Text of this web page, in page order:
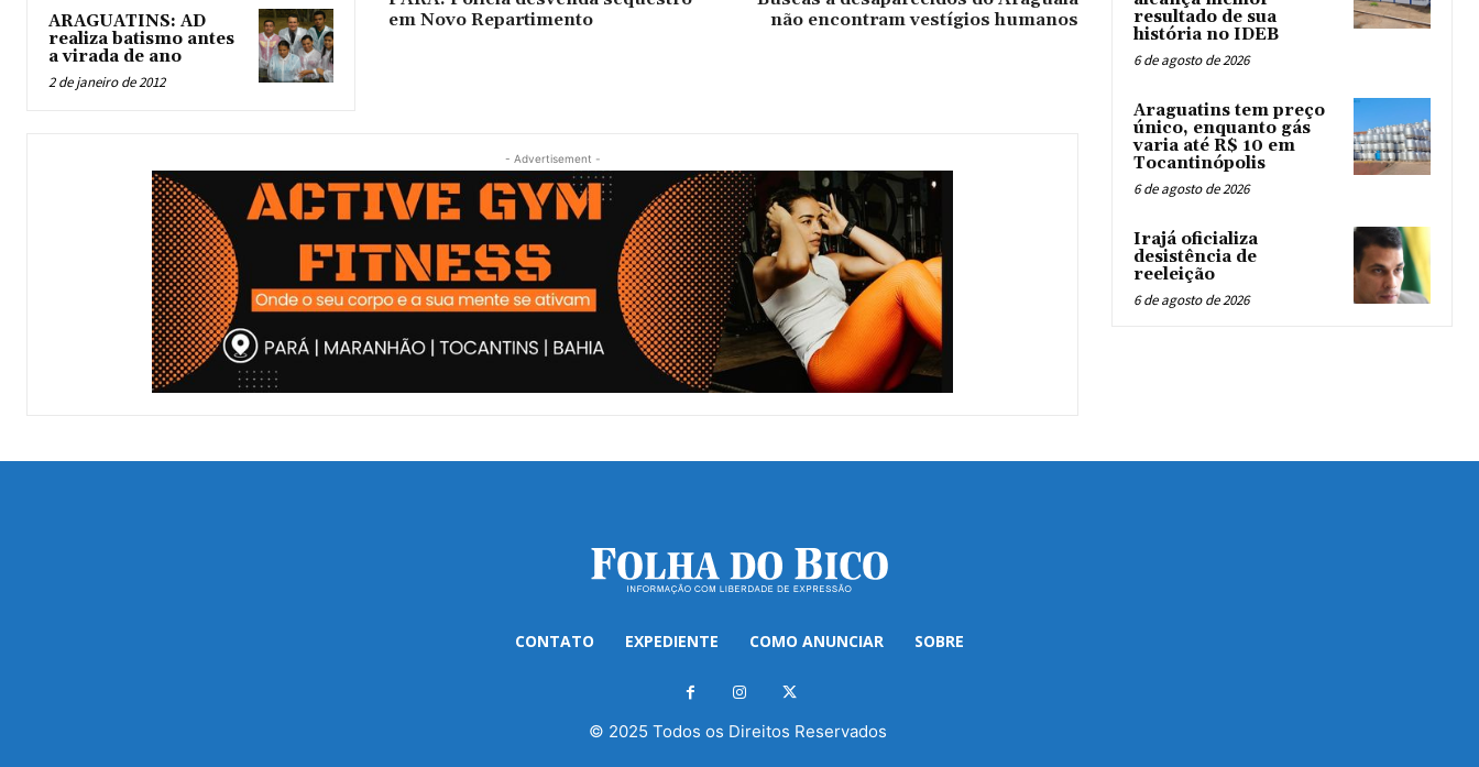
ARAGUATINS: AD
realiza batismo antes
a virada de ano
2 de janeiro de 2012
em Novo Repartimento
não encontram vestígios humanos
- Advertisement -
resultado de sua
história no IDEB
6 de agosto de 2026
Araguatins tem preço
único, enquanto gás
varia até R$ 10 em
Tocantinópolis
6 de agosto de 2026
Irajá oficializa
desistência de
reeleição
6 de agosto de 2026
CONTATO EXPEDIENTE COMO ANUNCIAR SOBRE
© 2025 Todos os Direitos Reservados